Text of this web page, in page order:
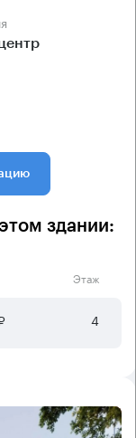
здании:
Этаж
4